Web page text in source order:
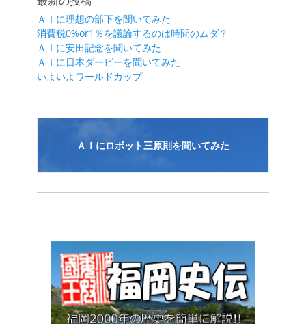
ＡＩに理想の部下を聞いてみた
消費税0%or1％を議論するのは時間のムダ？
ＡＩに安田記念を聞いてみた
ＡＩに日本ダービーを聞いてみた
いよいよワールドカップ
ＡＩにロボット三原則を聞いてみた